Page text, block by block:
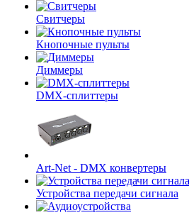
Свитчеры
Кнопочные пульты
Диммеры
DMX-сплиттеры
Art-Net - DMX конвертеры
Устройства передачи сигнала